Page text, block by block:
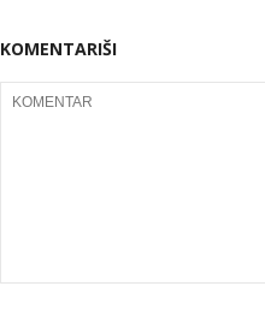
KOMENTARIŠI